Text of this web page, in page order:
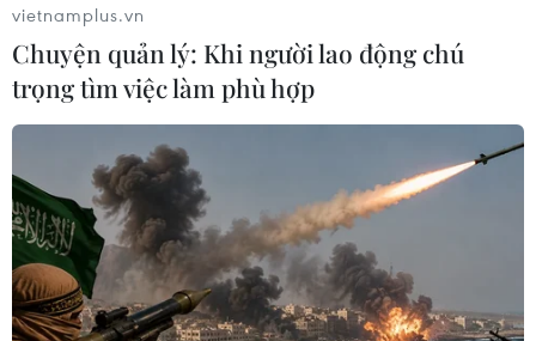
vietnamplus.vn
Chuyện quản lý: Khi người lao động chú
trọng tìm việc làm phù hợp